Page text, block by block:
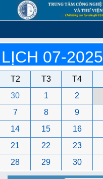
LỊCH 07-2025
T2 T3 T4
30
1 2
7
8 9
14
15 16
21
22 23
28
29 30